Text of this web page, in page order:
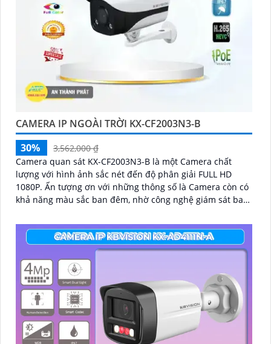
CAMERA IP NGOÀI TRỜI KX-CF2003N3-B
30%
3,562,000 ₫
Camera quan sát KX-CF2003N3-B là một Camera chất
lượng với hình ảnh sắc nét đến độ phân giải FULL HD
1080P. Ấn tượng ơn với những thông số là Camera còn có
khả năng màu sắc ban đêm, nhờ công nghệ giám sát ban